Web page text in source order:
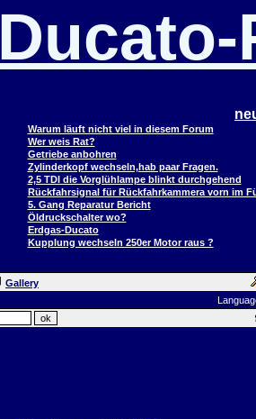
Warum läuft nicht viel in diesem Forum
Wer weis Rat?
Getriebe anbohren
Zylinderkopf wechseln,hab paar Fragen.
2,5 TDI die Vorglühlampe blinkt durchgehend
Rückfahrsignal für Rückfahrkammera vorn im
5. Gang Reparatur Bericht
Öldruckschalter wo?
Erdgas-Ducato
Kupplung wechseln 250er Motor raus ?
Gallery